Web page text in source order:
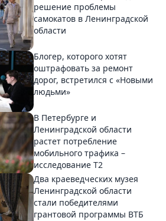
решение проблемы
самокатов в Ленинградской
области
Блогер, которого хотят
оштрафовать за ремонт
дорог, встретился с «Новыми
людьми»
В Петербурге и
Ленинградской области
растет потребление
мобильного трафика –
исследование T2
Два краеведческих музея
Ленинградской области
стали победителями
грантовой программы ВТБ